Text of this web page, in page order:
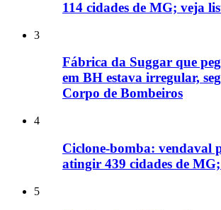
114 cidades de MG; veja
3
Fábrica da Suggar que
em BH estava irregular,
Corpo de Bombeiros
4
Ciclone-bomba: vendaval
atingir 439 cidades de
5